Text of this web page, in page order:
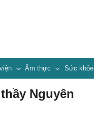
Ẩm thực Sức khỏe
Nguyên